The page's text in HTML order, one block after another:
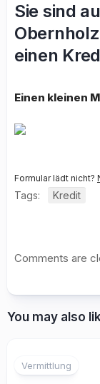
Sie sind
einen
Einen kleinen
Formular lädt nicht?
Tags: Kredit
Comments are
You may also
Vermittlung